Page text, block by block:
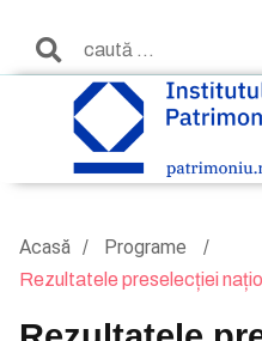
Acasă Programe
Rezultatele preselecției